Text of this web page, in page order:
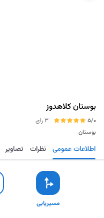
بوستان کلاهدوز
5/0
3 رای
بوستان
مسیریابی ذخیره اطلاعات عمومی نظرات تصاویر
مسیریابی